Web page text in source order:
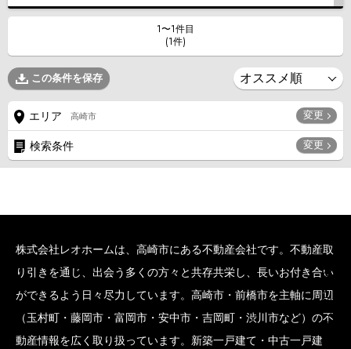
1〜1件目
(1件)
この条件を保存
エリア 高崎市 変更
検索条件 変更
株式会社レオホームは、高崎市にある不動産会社です。不動産取
り引きを通じ、出会う多くの方々と共存共栄し、長いお付き合い
ができるよう日々尽力しています。高崎市・前橋市を主軸に周辺
（玉村町・藤岡市・富岡市・安中市・吉岡町・渋川市など）の不
動産情報を広く取り扱っています。新築一戸建て・中古一戸建SCROLL BOTTOM